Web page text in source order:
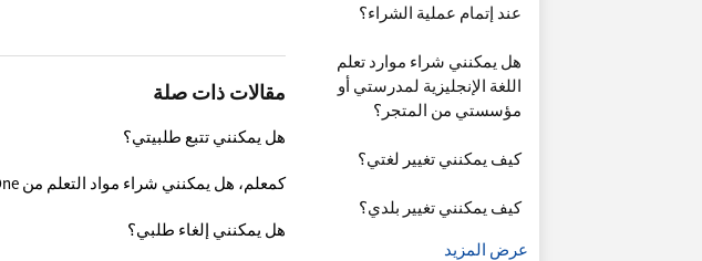
عند إتمام عملية الشراء؟
هل يمكنني شراء موارد تعلم
اللغة الإنجليزية لمدرستي أو
مؤسستي من المتجر؟
كيف يمكنني تغيير لغتي؟
كيف يمكنني تغيير بلدي؟
عرض المزيد
مقالات ذات صلة
هل يمكنني تتبع طلبيتي؟
كمعلم، هل يمكنني شراء مواد التعلم من Cambridge One نيابة عن طلابي؟
هل يمكنني إلغاء طلبي؟